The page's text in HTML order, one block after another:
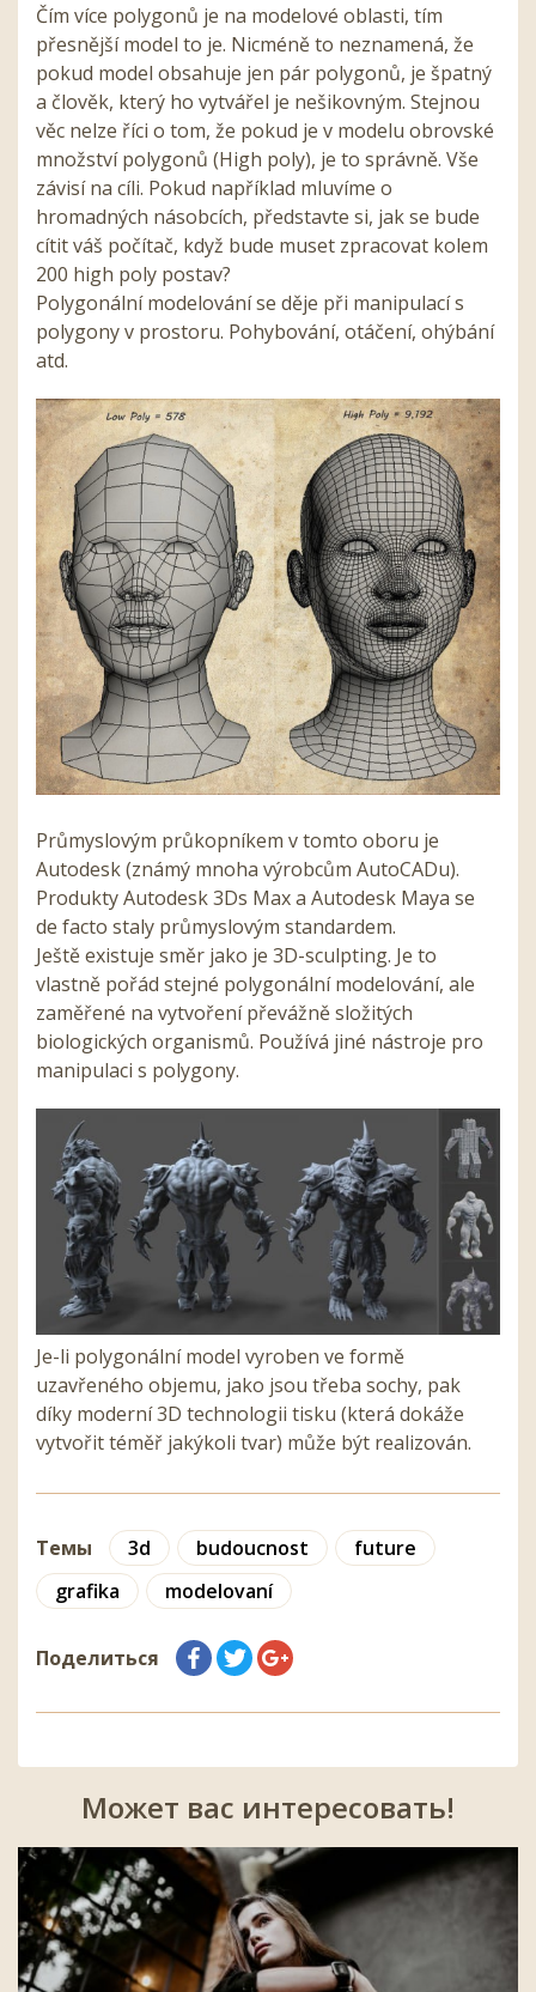
Čím více polygonů je na modelové oblasti, tím
přesnější model to je. Nicméně to neznamená, že
pokud model obsahuje jen pár polygonů, je špatný
a člověk, který ho vytvářel je nešikovným. Stejnou
věc nelze říci o tom, že pokud je v modelu obrovské
množství polygonů (High poly), je to správně. Vše
závisí na cíli. Pokud například mluvíme o
hromadných násobcích, představte si, jak se bude
cítit váš počítač, když bude muset zpracovat kolem
200 high poly postav?
Polygonální modelování se děje při manipulací s
polygony v prostoru. Pohybování, otáčení, ohýbání
atd.
Průmyslovým průkopníkem v tomto oboru je
Autodesk (známý mnoha výrobcům AutoCADu).
Produkty Autodesk 3Ds Max a Autodesk Maya se
de facto staly průmyslovým standardem.
Ještě existuje směr jako je 3D-sculpting. Je to
vlastně pořád stejné polygonální modelování, ale
zaměřené na vytvoření převážně složitých
biologických organismů. Používá jiné nástroje pro
manipulaci s polygony.
Je-li polygonální model vyroben ve formě
uzavřeného objemu, jako jsou třeba sochy, pak
díky moderní 3D technologii tisku (která dokáže
vytvořit téměř jakýkoli tvar) může být realizován.
Темы 3d budoucnost
future
grafika
modelovaní
Поделиться
Может вас интересовать!